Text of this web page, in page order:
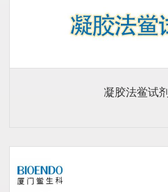
凝胶法鲎试剂